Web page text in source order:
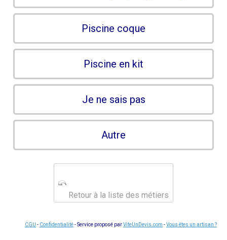
Piscine coque
Piscine en kit
Je ne sais pas
Autre
Retour à la liste des métiers
CGU - Confidentialité- Service proposé parViteUnDevis.com -Vous êtes un artisan ?